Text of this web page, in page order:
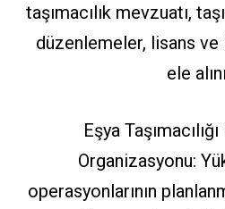
taşımacılık mevzuatı,
düzenlemeler, lisans
ele
Eşya
Organizasyonu:
operasyonlarının